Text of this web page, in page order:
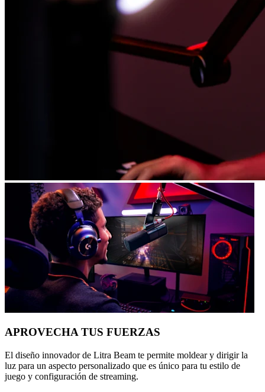
APROVECHA TUS FUERZAS
El diseño innovador de Litra Beam te permite moldear y dirigir la
luz para un aspecto personalizado que es único para tu estilo de
juego y configuración de streaming.